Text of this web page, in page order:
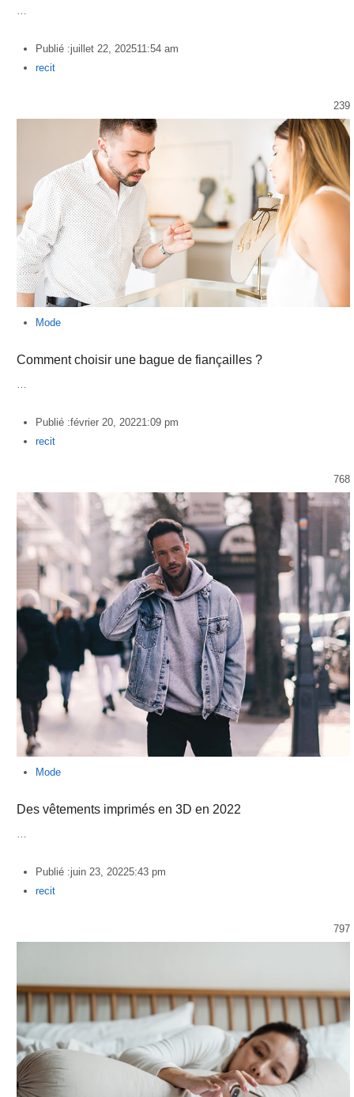
…
Publié :juillet 22, 202511:54 am
Author
recit
239
Mode
Comment choisir une bague de fiançailles ?
Publié :février 20, 20221:09 pm
Author
recit
768
Mode
Des vêtements imprimés en 3D en 2022
…
Publié :juin 23, 20225:43 pm
Author
recit
797